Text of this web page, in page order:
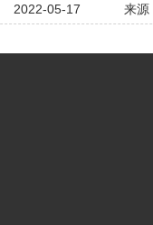
2022-05-17 来源